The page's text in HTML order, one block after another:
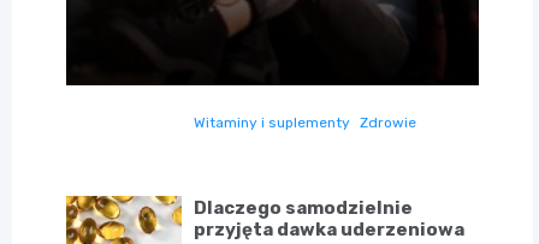
Witaminy i suplementy Zdrowie
Dlaczego samodzielnie
przyjęta dawka uderzeniowa